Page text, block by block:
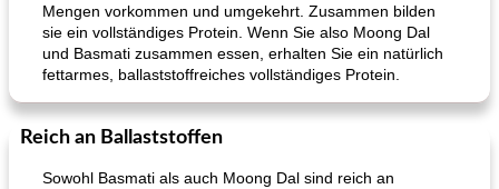
Mengen vorkommen und umgekehrt. Zusammen bilden
sie ein vollständiges Protein. Wenn Sie also Moong Dal
und Basmati zusammen essen, erhalten Sie ein natürlich
fettarmes, ballaststoffreiches vollständiges Protein.
Reich an Ballaststoffen
Sowohl Basmati als auch Moong Dal sind reich an